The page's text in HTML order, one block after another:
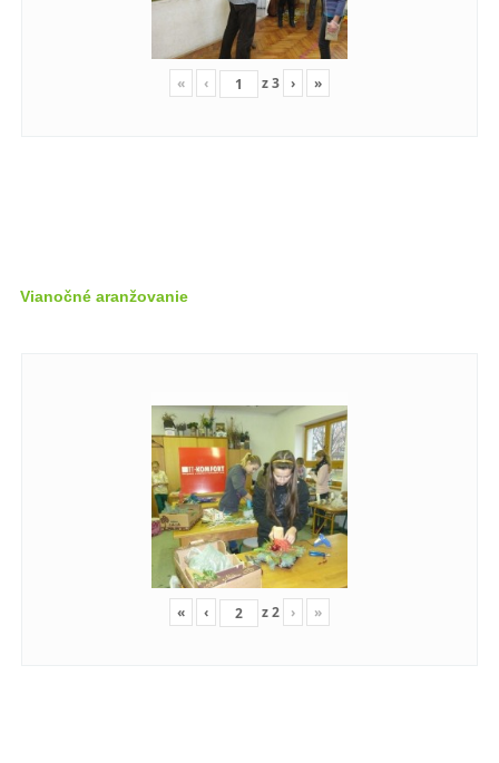
« ‹ z3 › »
Vianočné aranžovanie
« ‹ z2 › »